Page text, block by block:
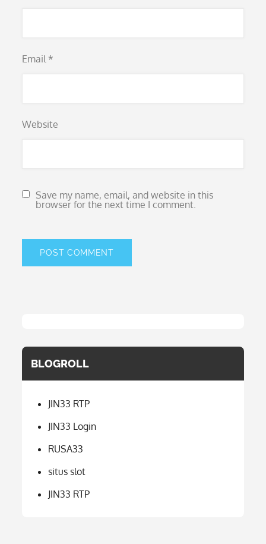
Email *
Website
Save my name, email, and website in this
browser for the next time I comment.
BLOGROLL
JIN33 RTP
JIN33 Login
RUSA33
situs slot
JIN33 RTP